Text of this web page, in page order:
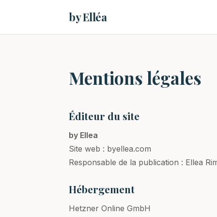
by Elléa
Mentions légales
Éditeur du site
by Ellea
Site web : byellea.com
Responsable de la publication : Ellea
Hébergement
Hetzner Online GmbH